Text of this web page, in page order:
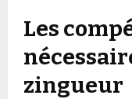
Les
zingueur